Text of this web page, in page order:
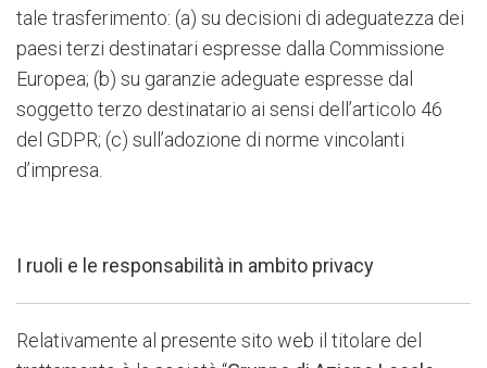
tale trasferimento: (a) su decisioni di adeguatezza dei
paesi terzi destinatari espresse dalla Commissione
Europea; (b) su garanzie adeguate espresse dal
soggetto terzo destinatario ai sensi dell’articolo 46
del GDPR; (c) sull’adozione di norme vincolanti
d’impresa.
I ruoli e le responsabilità in ambito privacy
Relativamente al presente sito web il titolare del